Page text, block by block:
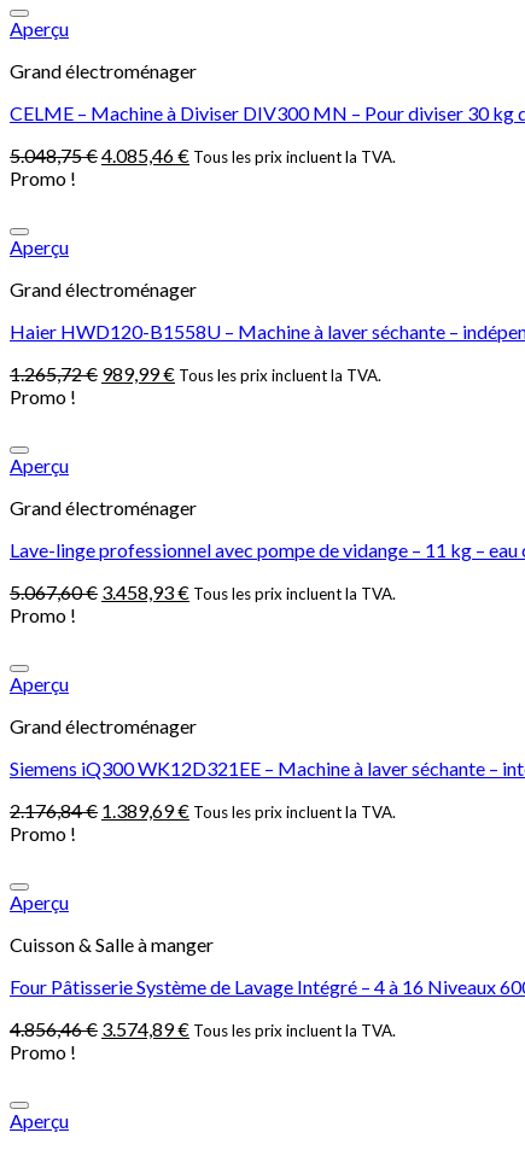
Aperçu
Grand électroménager
CELME – Machine à Diviser DIV300 MN – Pour diviser 30 kg
5.048,75€4.085,46€ Tous les prix incluent la TVA.
Promo !
Aperçu
Grand électroménager
Haier HWD120-B1558U – Machine à laver séchante –
1.265,72€ 989,99€ Tous les prix incluent la TVA.
Promo !
Aperçu
Grand électroménager
Lave-linge professionnel avec pompe de vidange – 11 kg –
5.067,60€ 3.458,93€ Tous les prix incluent la TVA.
Promo !
Aperçu
Grand électroménager
Siemens iQ300 WK12D321EE – Machine à laver séchante –
2.176,84€ 1.389,69€ Tous les prix incluent la TVA.
Promo !
Aperçu
Cuisson & Salle à manger
Four Pâtisserie Système de Lavage Intégré – 4 à 16 Niveaux
4.856,46€ 3.574,89€ Tous les prix incluent la TVA.
Promo !
Aperçu